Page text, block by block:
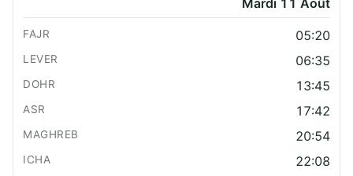
Mardi 11 Août
05:20
06:35
13:45
17:42
20:54
22:08